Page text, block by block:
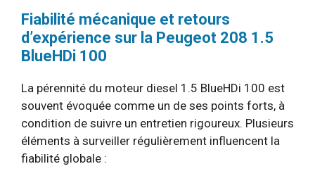
Fiabilité mécanique et retours
d’expérience sur la Peugeot 208 1.5
BlueHDi 100
La pérennité du moteur diesel 1.5 BlueHDi 100 est
souvent évoquée comme un de ses points forts, à
condition de suivre un entretien rigoureux. Plusieurs
éléments à surveiller régulièrement influencent la
fiabilité globale :